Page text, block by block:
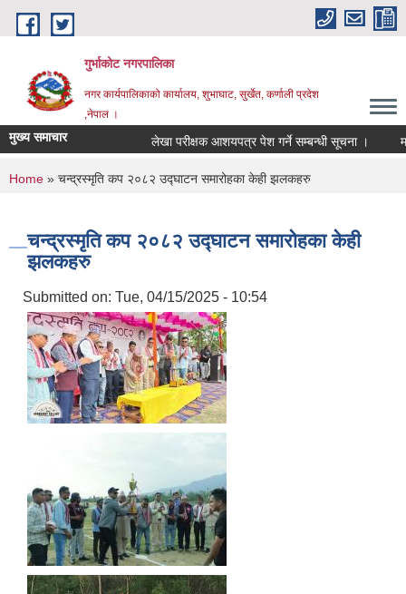
Skip to main content
गुर्भाकोट नगरपालिका
नगर कार्यपालिकाको कार्यालय, शुभाघाट, सुर्खेत, कर्णाली प्रदेश
,नेपाल ।
मुख्य समाचार लेखा परीक्षक आशयपत्र पेश गर्ने सम्बन्धी सूचना ।
You are here
Home » चन्द्रस्मृति कप २०८२ उद्घाटन समारोहका केही झलकहरु
चन्द्रस्मृति कप २०८२ उद्घाटन समारोहका केही
झलकहरु
Submitted on: Tue, 04/15/2025 - 10:54